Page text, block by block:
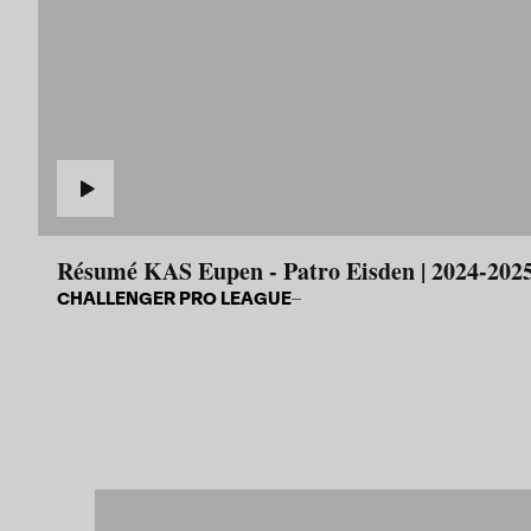
Résumé KAS Eupen - Patro Eisden | 2024-
CHALLENGER PRO LEAGUE